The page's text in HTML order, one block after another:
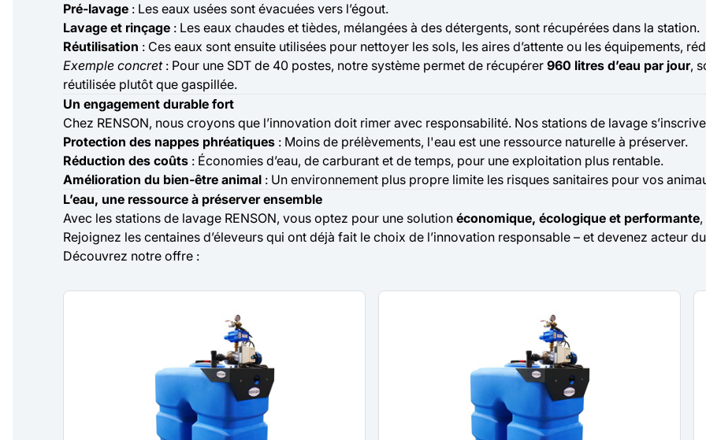
Pré-lavage : Les eaux usées sont évacuées vers l’égout.
Lavage et rinçage : Les eaux chaudes et tièdes, mélangées à des détergents, sont récupérées dans la station.
Réutilisation : Ces eaux sont ensuite utilisées pour nettoyer les sols, les aires d’attente ou les équipements,
Exemple concret: Pour une SDT de 40 postes, notre système permet de récupérer 960 litres d’eau par jour,
réutilisée plutôt que gaspillée.
Un engagement durable fort
Chez RENSON, nous croyons que l’innovation doit rimer avec responsabilité. Nos stations de lavage
Protection des nappes phréatiques : Moins de prélèvements, l'eau est une ressource naturelle à préserver.
Réduction des coûts : Économies d’eau, de carburant et de temps, pour une exploitation plus rentable.
Amélioration du bien-être animal : Un environnement plus propre limite les risques sanitaires pour vos
L’eau, une ressource à préserver ensemble
Avec les stations de lavage RENSON, vous optez pour une solution économique, écologique et performante
Rejoignez les centaines d’éleveurs qui ont déjà fait le choix de l’innovation responsable – et devenez acteur
Découvrez notre offre :